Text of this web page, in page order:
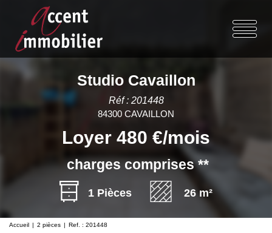
Studio Cavaillon
Réf : 201448
84300 CAVAILLON
Loyer 480 €/mois
charges comprises **
1 Pièces 26 m²
Accueil 2 pièces Ref. : 201448